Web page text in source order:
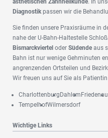
ästhetischen Zahnheilkunde. In
Diagnostikpassen wir die
Sie finden unsere Praxisräume in
nahe der U-Bahn-Haltestelle
Bismarckviertel oder Südendeaus
Bahn ist nur wenige Gehminuten
angrenzenden Ortsteilen und
Wir freuen uns auf Sie als
CharlottenburgDahlemFriedenau
TempelhofWilmersdorf
Wichtige Links